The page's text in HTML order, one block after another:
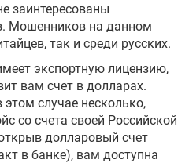
заинтересованы
Мошенников на данном
так и среди русских.
экспортную лицензию,
вам счет в долларах.
случае несколько,
со счета своей Российской
долларовый счет
в банке), вам доступна